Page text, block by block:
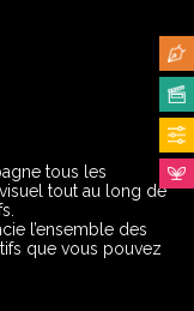
tous les
tout au long de
l’ensemble des
que vous pouvez